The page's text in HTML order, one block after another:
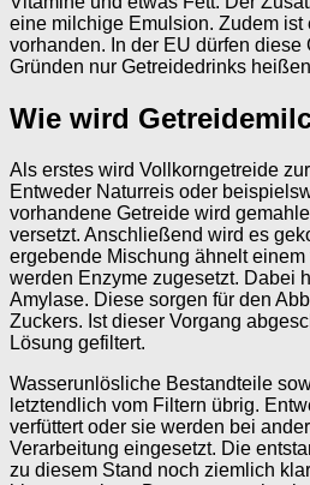
eine milchige Emulsion. Zudem ist
vorhanden. In der EU dürfen diese
Gründen nur Getreidedrinks
Wie wird
Als erstes wird Vollkorngetreide
Entweder Naturreis oder
vorhandene Getreide wird
versetzt. Anschließend wird es
ergebende Mischung ähnelt
werden Enzyme zugesetzt. Dabei
Amylase. Diese sorgen für den
Zuckers. Ist dieser Vorgang
Lösung gefiltert.
Wasserunlösliche Bestandteile
letztendlich vom Filtern übrig.
verfüttert oder sie werden bei
Verarbeitung eingesetzt. Die
zu diesem Stand noch ziemlich